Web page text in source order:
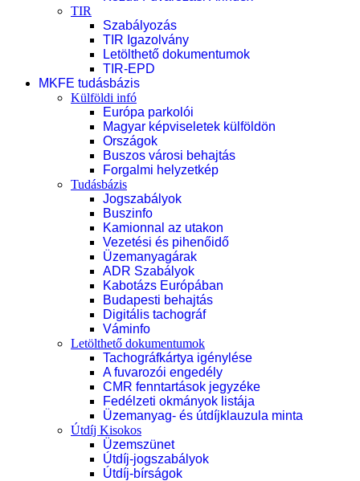
TIR
Szabályozás
TIR Igazolvány
Letölthető dokumentumok
TIR-EPD
MKFE tudásbázis
Külföldi infó
Európa parkolói
Magyar képviseletek külföldön
Országok
Buszos városi behajtás
Forgalmi helyzetkép
Tudásbázis
Jogszabályok
Buszinfo
Kamionnal az utakon
Vezetési és pihenőidő
Üzemanyagárak
ADR Szabályok
Kabotázs Európában
Budapesti behajtás
Digitális tachográf
Váminfo
Letölthető dokumentumok
Tachográfkártya igénylése
A fuvarozói engedély
CMR fenntartások jegyzéke
Fedélzeti okmányok listája
Üzemanyag- és útdíjklauzula minta
Útdíj Kisokos
Üzemszünet
Útdíj-jogszabályok
Útdíj-bírságok